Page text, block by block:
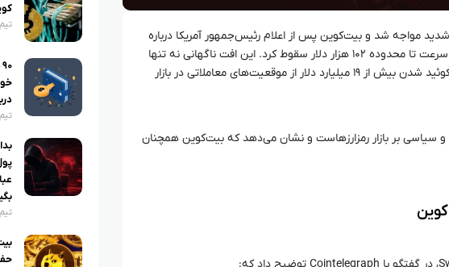
شدید مواجه شد و بیت‌کوین پس از اعلام رئیس‌جمهور آمریکا درباره
اعمال تعرفه ۱۰۰ درصدی بر واردات از چین، به سرعت تا محدوده ۱۰۲ هزار دلار سقوط کرد. این افت ناگهانی نه تنها
توجه سرمایه‌گذاران را جلب کرد، بلکه باعث لیکوئید شدن بیش از ۱۹ میلیارد دلار از موقعیت‌های معاملاتی در بازار
و سیاسی بر بازار رمزارزهاست و نشان می‌دهد که بیت‌کوین همچنان